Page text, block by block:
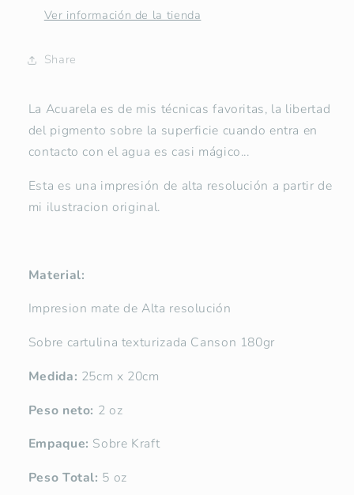
Maria
Maria
Ver información de la tienda
Share
La Acuarela es de mis técnicas favoritas, la libertad
del pigmento sobre la superficie cuando entra en
contacto con el agua es casi mágico...
Esta es una impresión de alta resolución a partir de
mi ilustracion original.
Material:
Impresion mate de Alta resolución
Sobre cartulina texturizada Canson 180gr
Medida: 25cm x 20cm
Peso neto: 2 oz
Empaque: Sobre Kraft
Peso Total: 5 oz